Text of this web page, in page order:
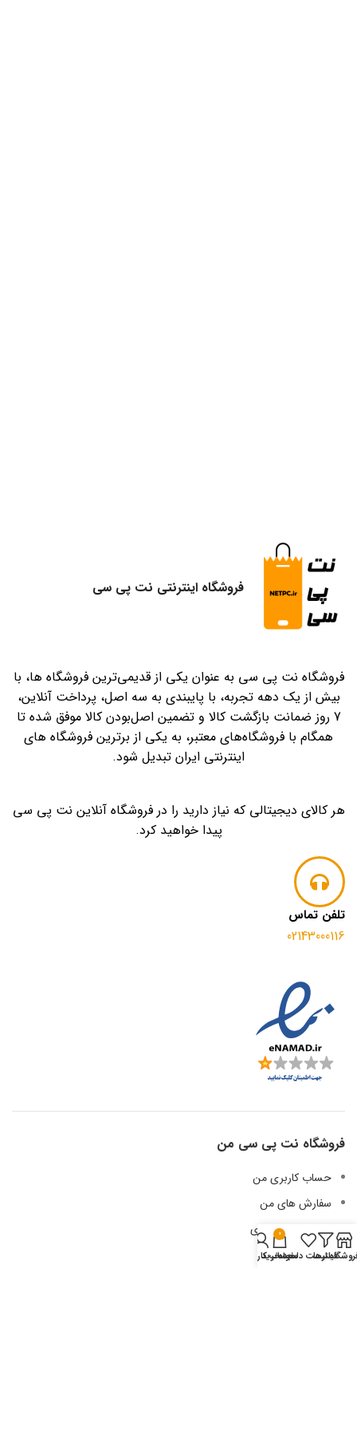
فروشگاه اینترنتی نت پی سی
فروشگاه نت پی سی به عنوان یکی از قدیمی‌ترین فروشگاه ها، با
بیش از یک دهه تجربه، با پایبندی به سه اصل، پرداخت آنلاین،
7 روز ضمانت بازگشت کالا و تضمین اصل‌بودن کالا موفق شده تا
همگام با فروشگاه‌های معتبر، به یکی از برترین فروشگاه های
اینترنتی ایران تبدیل شود.
هر کالای دیجیتالی که نیاز دارید را در فروشگاه آنلاین نت پی سی
پیدا خواهید کرد.
تلفن تماس
02143000116
فروشگاه نت پی سی من
حساب کاربری من
سفارش های من
لیست علاقه مندی
آدرس من
فیلترهالیست دلخواه
0
سبد خرید
حساب کاربری من